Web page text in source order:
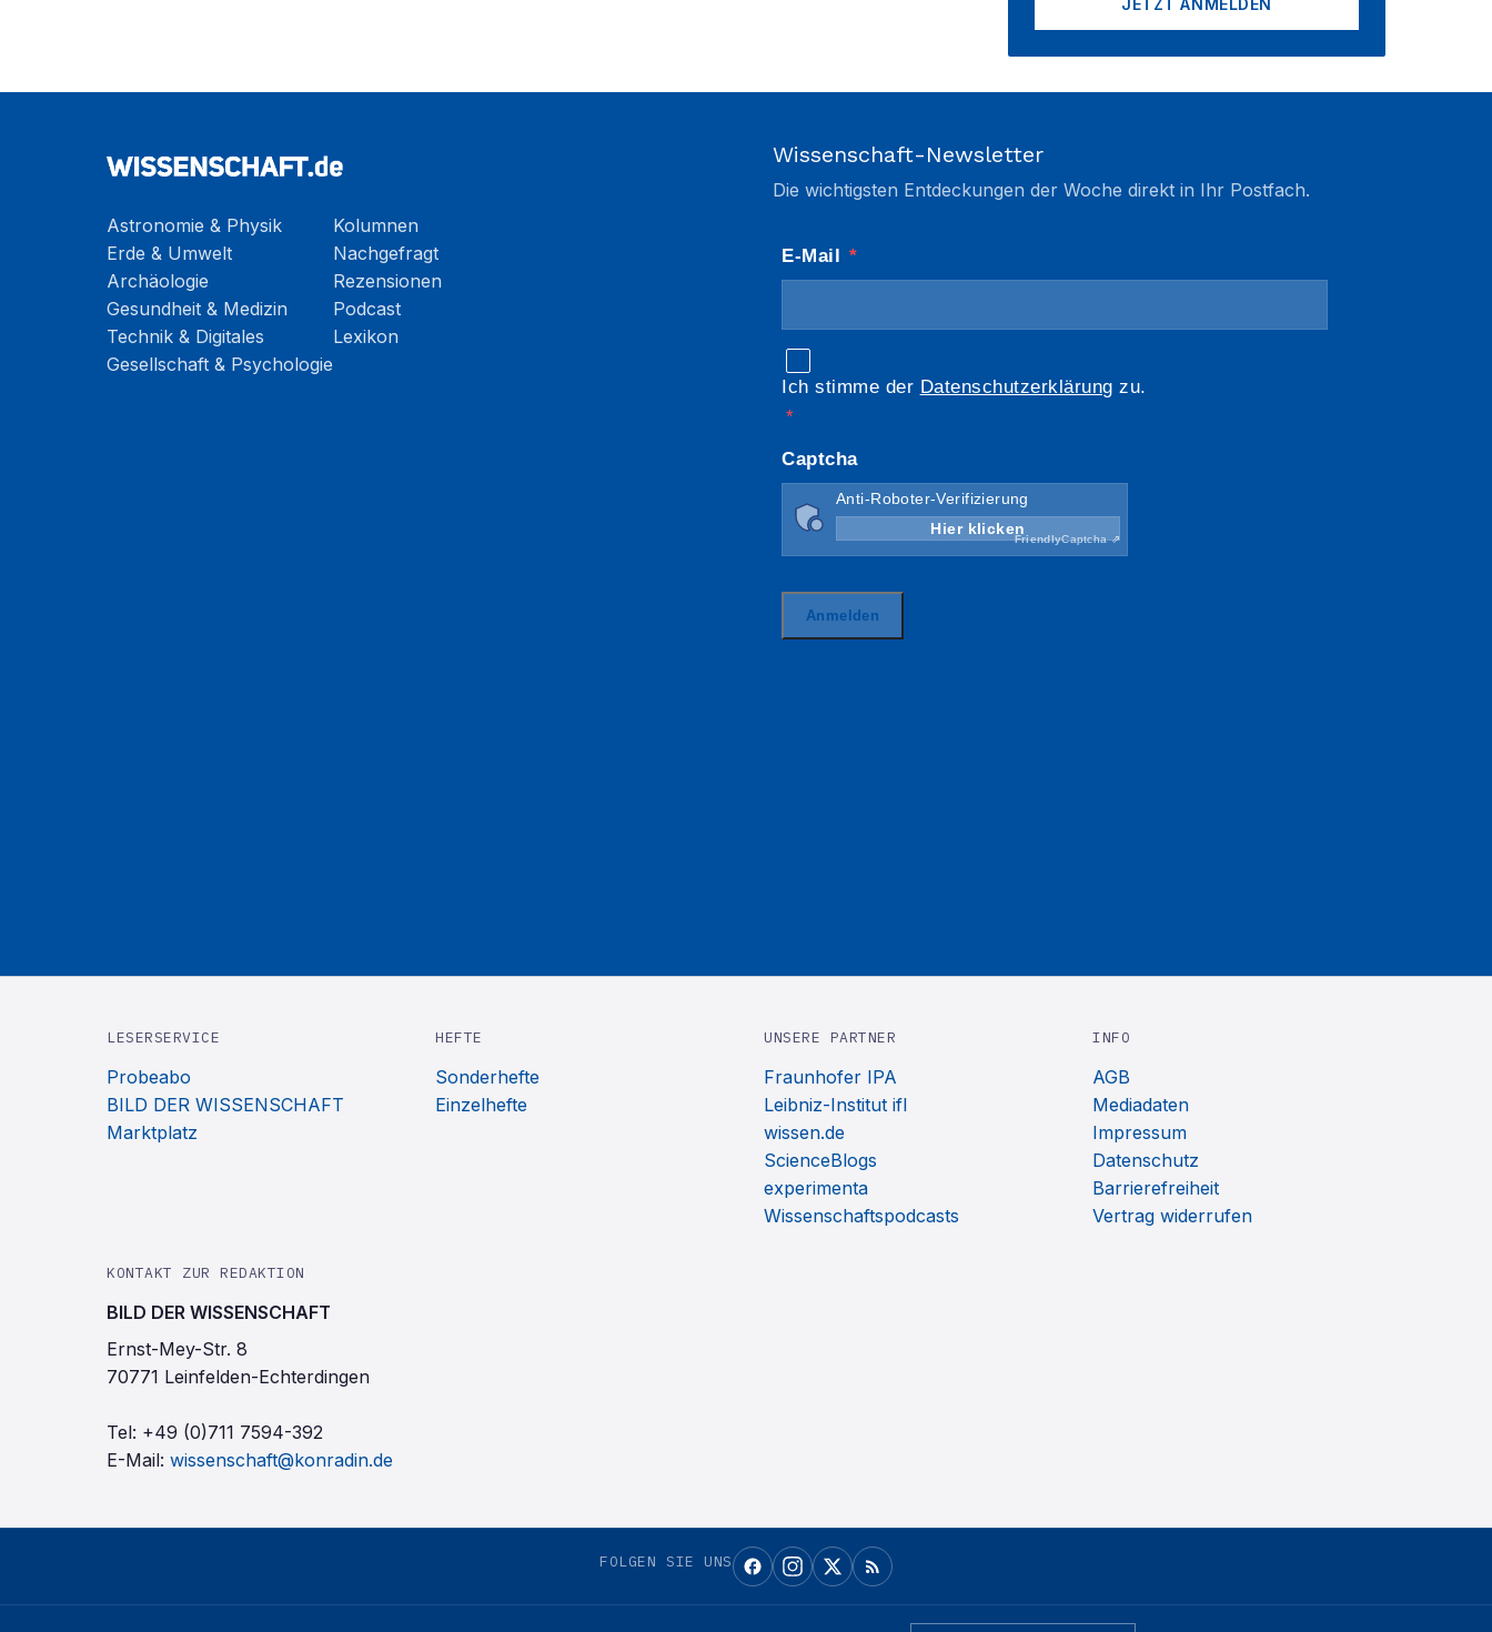
JETZT ANMELDEN
Astronomie & Physik
Erde & Umwelt
Archäologie
Gesundheit & Medizin
Technik & Digitales
Gesellschaft & Psychologie
Kolumnen
Nachgefragt
Rezensionen
Podcast
Lexikon
Wissenschaft-Newsletter
Die wichtigsten Entdeckungen der Woche direkt in Ihr Postfach.
LESERSERVICE
Probeabo
BILD DER WISSENSCHAFT
Marktplatz
HEFTE
Sonderhefte
Einzelhefte
UNSERE PARTNER
Fraunhofer IPA
Leibniz-Institut ifl
wissen.de
ScienceBlogs
experimenta
Wissenschaftspodcasts
INFO
AGB
Mediadaten
Impressum
Datenschutz
Barrierefreiheit
Vertrag widerrufen
KONTAKT ZUR REDAKTION
BILD DER WISSENSCHAFT
Ernst-Mey-Str. 8
70771 Leinfelden-Echterdingen
Tel: +49 (0)711 7594-392
E-Mail: wissenschaft@konradin.de
FOLGEN SIE UNS